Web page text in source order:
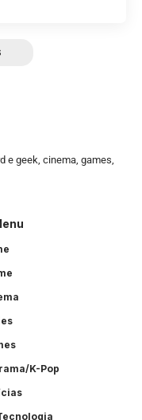
e geek, cinema, games,
K-Pop